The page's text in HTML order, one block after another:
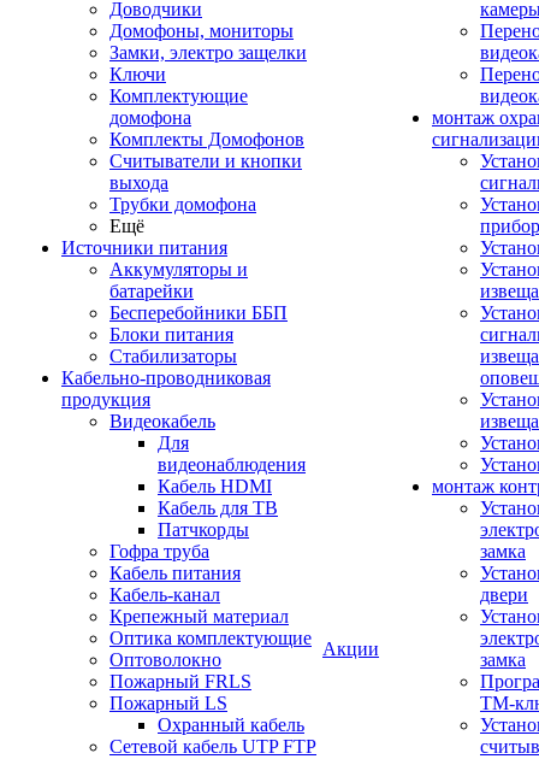
Доводчики
Домофоны, мониторы
Замки, электро защелки
Ключи
Комплектующие
домофона
Комплекты Домофонов
Считыватели и кнопки
выхода
Трубки домофона
Ещё
Источники питания
Аккумуляторы и
батарейки
Бесперебойники ББП
Блоки питания
Стабилизаторы
Кабельно-проводниковая
продукция
Видеокабель
Для
видеонаблюдения
Кабель HDMI
Кабель для ТВ
Патчкорды
Гофра труба
Кабель питания
Кабель-канал
Крепежный материал
Оптика комплектующие
Оптоволокно
Пожарный FRLS
Пожарный LS
Охранный кабель
Сетевой кабель UTP FTP
Акции
монтаж
монтаж
замка
двери
замка
ТМ-